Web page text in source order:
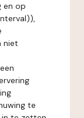
en op
niet
te